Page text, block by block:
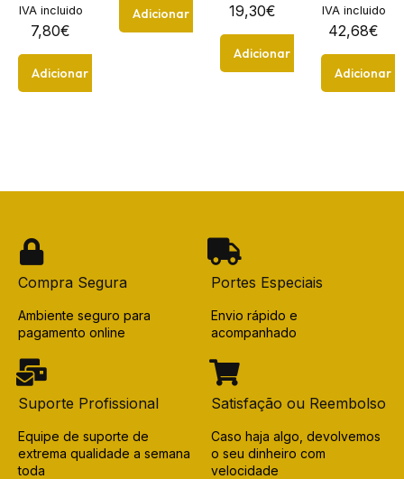
7,80€
IVA incluido
Adicionar
Adicionar 19,30€
Adicionar
42,68€
IVA incluido
Adicionar
Compra Segura
Ambiente seguro para
pagamento online
Portes Especiais
Envio rápido e
acompanhado
Suporte Profissional
Equipe de suporte de
extrema qualidade a semana
toda
Satisfação ou Reembolso
Caso haja algo, devolvemos
o seu dinheiro com
velocidade